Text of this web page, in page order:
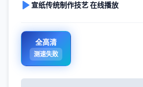
宣纸传统制作技艺 在线播放
全高清
测速失败